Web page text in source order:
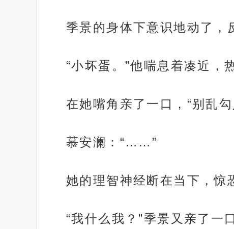
季景的身体下意识地动了，
“小坏蛋。”他喘息着凑近，
在她嘴角亲了一口，“别乱
慕安澜：“……”
她的理智神经断在当下，
“我什么我？”季景又亲了一